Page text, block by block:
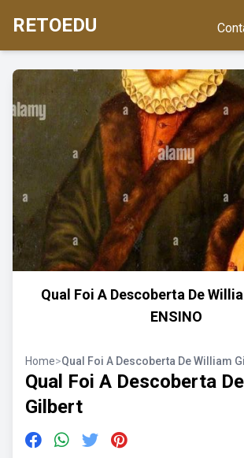
RETOEDU
Qual Foi A Descoberta De
ENSINO
Home>Qual Foi A Descoberta De William
Qual Foi A Descoberta
Gilbert